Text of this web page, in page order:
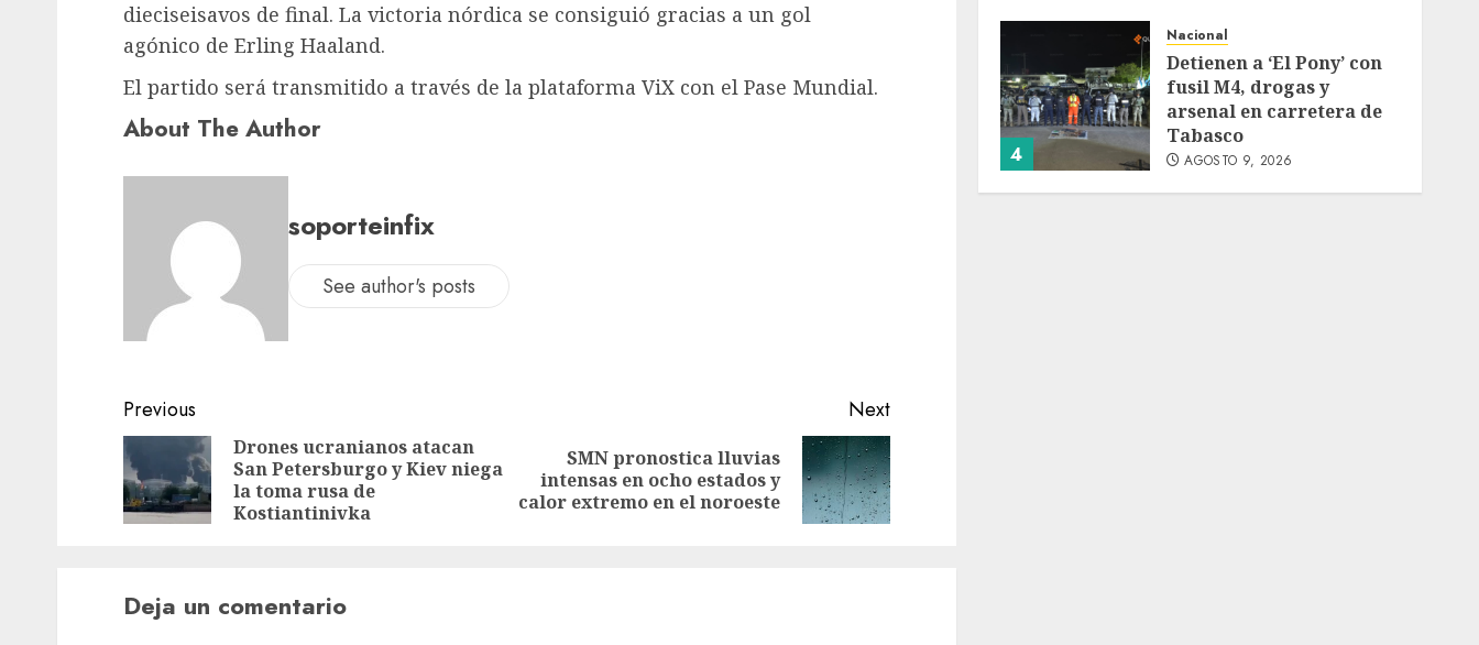
dieciseisavos de final. La victoria nórdica se consiguió gracias a un gol
agónico de Erling Haaland.
El partido será transmitido a través de la plataforma ViX con el Pase Mundial.
About The Author
soporteinfix
See author's posts
Previous
Drones ucranianos atacan
San Petersburgo y Kiev niega
la toma rusa de
Kostiantinivka
Next
SMN pronostica lluvias
intensas en ocho estados y
calor extremo en el noroeste
Deja un comentario
4
Nacional
Detienen a ‘El Pony’ con
fusil M4, drogas y
arsenal en carretera de
Tabasco
AGOSTO 9, 2026